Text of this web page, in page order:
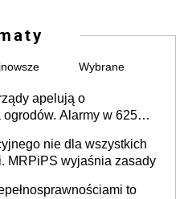
Wybrane
apelują o
Alarmy w 625
nie dla wszystkich
MRPiPS wyjaśnia zasady
to